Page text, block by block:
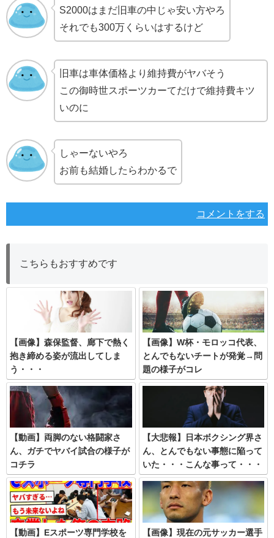
S2000はまだ旧車の中じゃ安い方やろ
それでも300万くらいはするけど
旧車は車体価格より維持費がヤバそう
この御時世スポーツカーてだけで維持費キツ
いのに
しゃーないやろ
お前も結婚したらわかるで
コメントをする
こちらもおすすめです
【画像】森保監督、廊下で熱く
抱き締める姿が流出してしま
う・・・
【画像】W杯・モロッコ代表、
とんでもないチートが発覚→問
題の様子がコレ
【動画】両脚のない格闘家さ
ん、ガチでヤバイ試合の様子が
コチラ
【大悲報】日本ボクシング界さ
ん、とんでもない事態に陥って
いた・・・こんな事って・・・
【動画】Eスポーツ専門学校を
【画像】現在の元サッカー選手